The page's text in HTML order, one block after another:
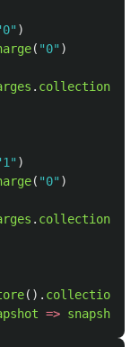
0" )
( "0" )
.
1 " )
( "0" )
.
().
=> snapshot